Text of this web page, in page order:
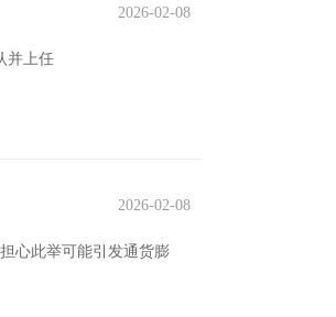
2026-02-08
并上任
2026-02-08
心此举可能引发通货膨